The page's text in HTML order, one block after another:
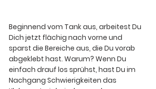
Beginnend vom Tank aus, arbeitest Du
Dich jetzt flächig nach vorne und
sparst die Bereiche aus, die Du vorab
abgeklebt hast. Warum? Wenn Du
einfach drauf los sprühst, hast Du im
Nachgang Schwierigkeiten das